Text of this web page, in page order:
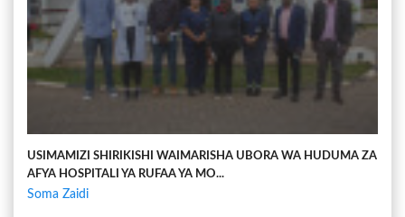
USIMAMIZI SHIRIKISHI WAIMARISHA UBORA WA HUDUMA ZA
AFYA HOSPITALI YA RUFAA YA MO...
Soma Zaidi